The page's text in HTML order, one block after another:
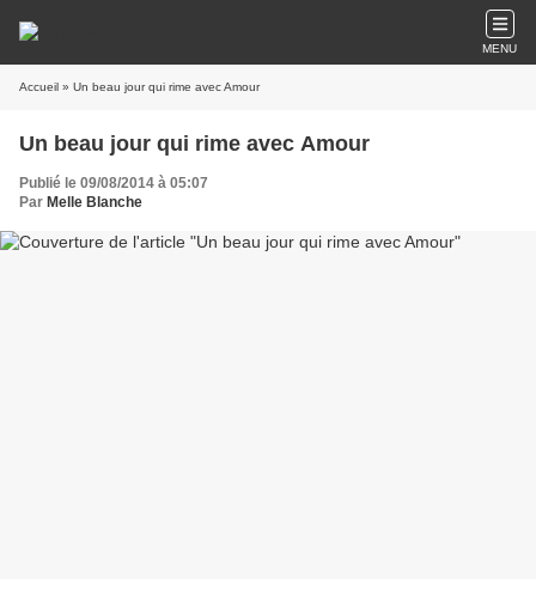
MENU
Accueil » Un beau jour qui rime avec Amour
Un beau jour qui rime avec Amour
Publié le 09/08/2014 à 05:07
Par Melle Blanche